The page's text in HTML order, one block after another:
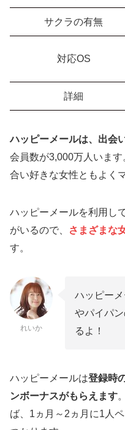
サクラの有無
対応OS
詳細
ハッピーメールは、出会
会員数が3,000万人いま
合い好きな女性ともよく
ハッピーメールを利用し
がいるので、
さまざまな
す。
れいか
ハッピー
やパイパ
るよ！
ハッピーメールは登録時
ンボーナスがもらえます
ば、1ヵ月～2ヵ月に1人